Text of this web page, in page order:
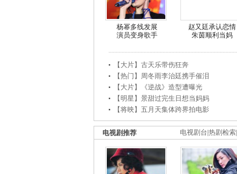
杨幂多线发展
演员变身歌手
赵又廷承认恋情
朱茵顺利当妈
【大片】古天乐带伤狂奔
【热门】周冬雨李治廷携手催泪
【大片】《逆战》造型遭曝光
【明星】景甜过完生日想当妈妈
【将映】五月天集体跨界拍电影
电视剧台 热剧检索
电视剧推荐